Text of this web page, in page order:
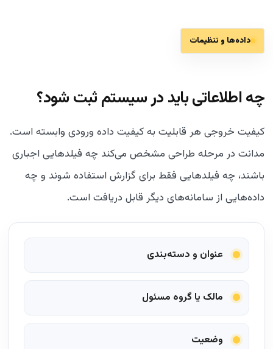
داده‌ها و تنظیمات
چه اطلاعاتی باید در سیستم ثبت شود؟
کیفیت خروجی هر قابلیت به کیفیت داده ورودی وابسته است.
مدانت در مرحله طراحی مشخص می‌کند چه فیلدهایی اجباری
باشند، چه فیلدهایی فقط برای گزارش استفاده شوند و چه
داده‌هایی از سامانه‌های دیگر قابل دریافت است.
عنوان و دسته‌بندی
مالک یا گروه مسئول
وضعیت